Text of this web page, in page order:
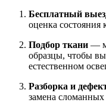
Бесплатный
оценка состояния
Подбор ткани —
образцы, чтобы
естественном
Разборка и
замена